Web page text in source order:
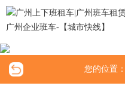
您的位置：